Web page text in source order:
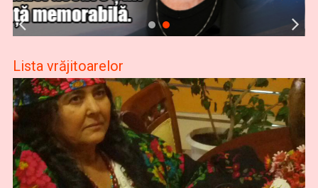
Lista vrăjitoarelor